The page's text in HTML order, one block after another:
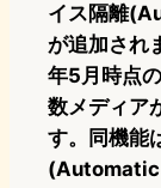
イス隔離
が追加さ
年5月時点
数メディア
す。同機能
(Automatic